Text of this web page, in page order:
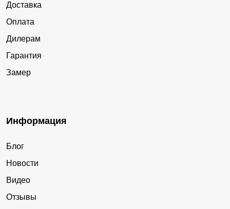
Доставка
Оплата
Дилерам
Гарантия
Замер
Информация
Блог
Новости
Видео
Отзывы